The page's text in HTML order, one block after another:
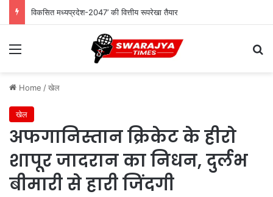
विकसित मध्यप्रदेश-2047’ की वित्तीय रूपरेखा तैयार
Menu
Home /खेल
खेल
अफगानिस्तान क्रिकेट के हीरो
शापूर जादरान का निधन, दुर्लभ
बीमारी से हारी जिंदगी